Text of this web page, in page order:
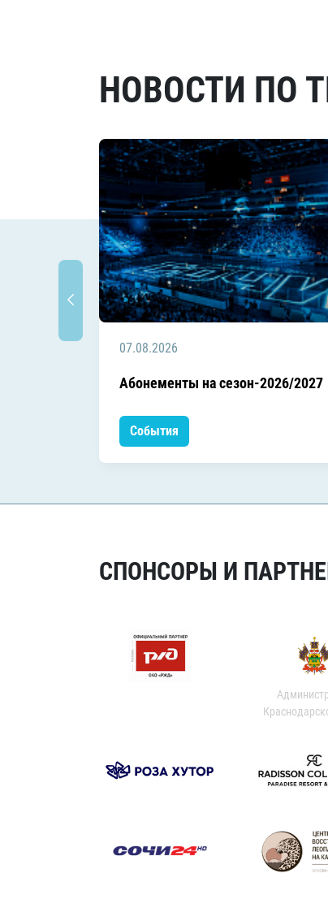
НОВОСТИ ПО
07.08.2026
Абонементы на сезон-2026/2027
События
СПОНСОРЫ И